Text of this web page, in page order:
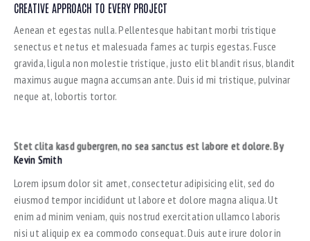
CREATIVE APPROACH TO EVERY PROJECT
Aenean et egestas nulla. Pellentesque habitant morbi tristique
senectus et netus et malesuada fames ac turpis egestas. Fusce
gravida, ligula non molestie tristique, justo elit blandit risus, blandit
maximus augue magna accumsan ante. Duis id mi tristique, pulvinar
neque at, lobortis tortor.
Stet clita kasd gubergren, no sea sanctus est labore et dolore. By
Kevin Smith
Lorem ipsum dolor sit amet, consectetur adipisicing elit, sed do
eiusmod tempor incididunt ut labore et dolore magna aliqua. Ut
enim ad minim veniam, quis nostrud exercitation ullamco laboris
nisi ut aliquip ex ea commodo consequat. Duis aute irure dolor in